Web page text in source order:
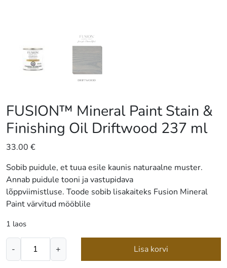
FUSION™ Mineral Paint Stain &
Finishing Oil Driftwood 237 ml
33.00 €
Sobib puidule, et tuua esile kaunis naturaalne muster.
Annab puidule tooni ja vastupidava
lõppviimistluse. Toode sobib lisakaiteks Fusion Mineral
Paint värvitud mööblile
1 laos
-
FUSION™
+ Lisa korvi